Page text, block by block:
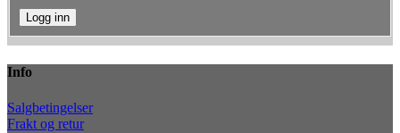
Logg inn
Info
Salgbetingelser
Frakt og retur